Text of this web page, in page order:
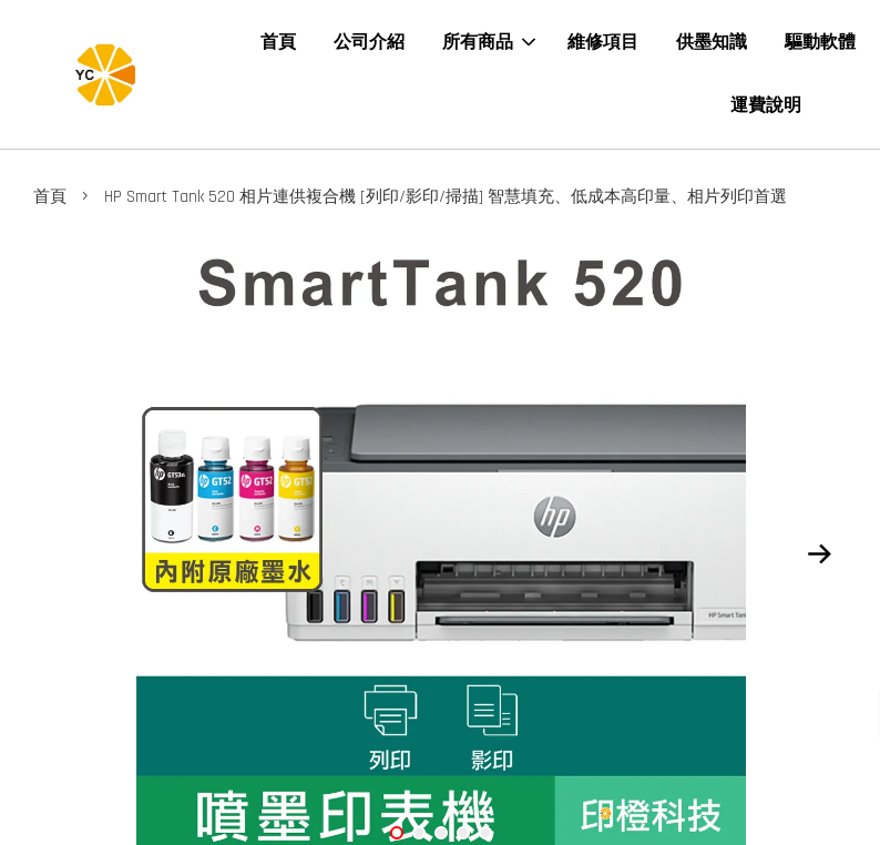
首頁 公司介紹 所有商品 維修項目 供墨知識 驅動軟體
運費說明
首頁 › HP Smart Tank 520 相片連供複合機 [列印/影印/掃描] 智慧填充、低成本高印量、相片列印首選